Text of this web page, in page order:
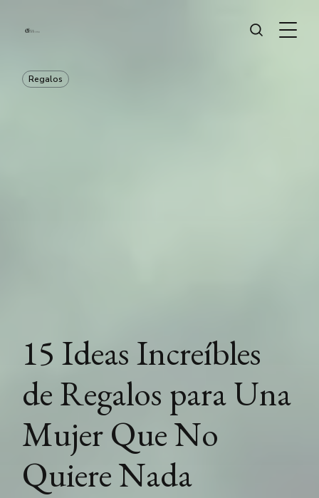
Regalos
15 Ideas Increíbles
de Regalos para Una
Mujer Que No
Quiere Nada